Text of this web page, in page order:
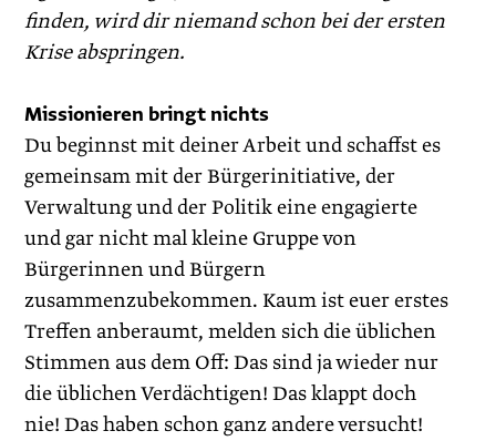
finden, wird dir niemand schon bei der ersten
Krise abspringen.
Missionieren bringt nichts
Du beginnst mit deiner Arbeit und schaffst es
gemeinsam mit der Bürgerinitiative, der
Verwaltung und der Politik eine engagierte
und gar nicht mal kleine Gruppe von
Bürgerinnen und Bürgern
zusammenzubekommen. Kaum ist euer erstes
Treffen anberaumt, melden sich die üblichen
Stimmen aus dem Off: Das sind ja wieder nur
die üblichen Verdächtigen! Das klappt doch
nie! Das haben schon ganz andere versucht!